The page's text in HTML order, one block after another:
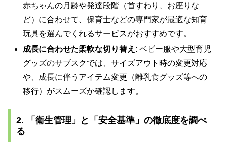
赤ちゃんの月齢や発達段階（首すわり、お座りな
ど）に合わせて、保育士などの専門家が最適な知育
玩具を選んでくれるサービスがおすすめです。
成長に合わせた柔軟な切り替え : ベビー服や大型育児
グッズのサブスクでは、サイズアウト時の変更対応
や、成長に伴うアイテム変更（離乳食グッズ等への
移行）がスムーズか確認します。
2. 「衛生管理」と「安全基準」の徹底度を調べ
る